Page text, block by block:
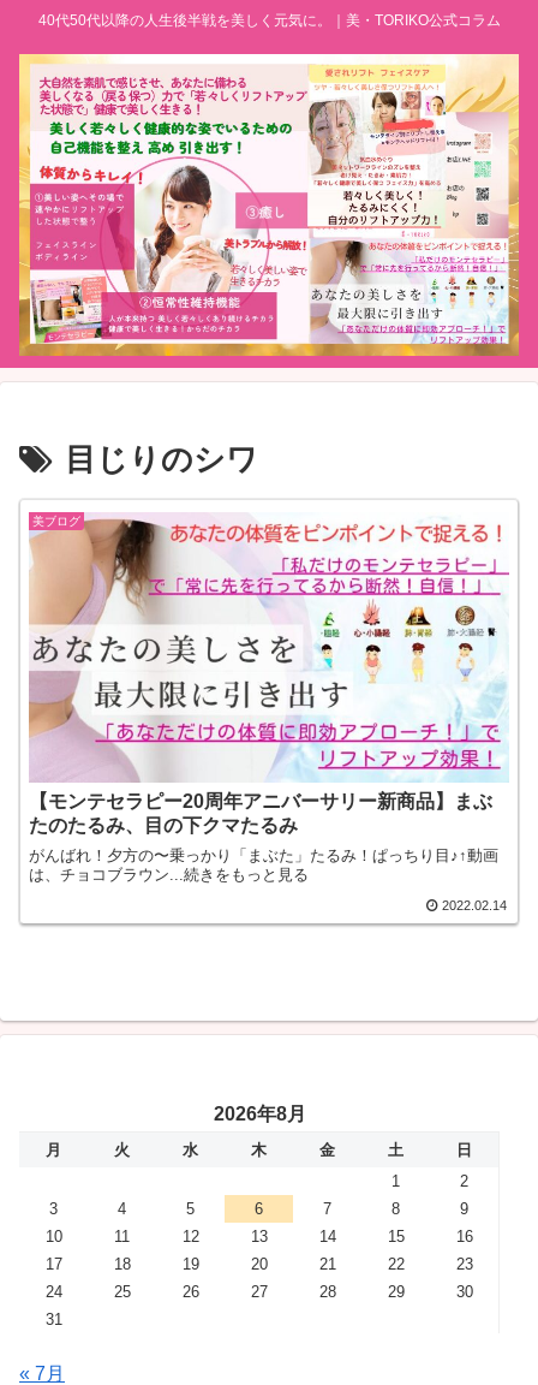
40代50代以降の人生後半戦を美しく元気に。｜美・TORIKO公式コラム
目じりのシワ
美ブログ
【モンテセラピー20周年アニバーサリー新商品】まぶ
たのたるみ、目の下クマたるみ
がんばれ！夕方の〜乗っかり「まぶた」たるみ！ぱっちり目♪↑動画
は、チョコブラウン...続きをもっと見る
2022.02.14
2026年8月
月 火 水 木 金 土
日
1
2
3
4 5 6 7 8
9
10
11 12 13 14 15
16
17
18 19 20 21 22
23
24
25 26 27 28 29
30
31
« 7月